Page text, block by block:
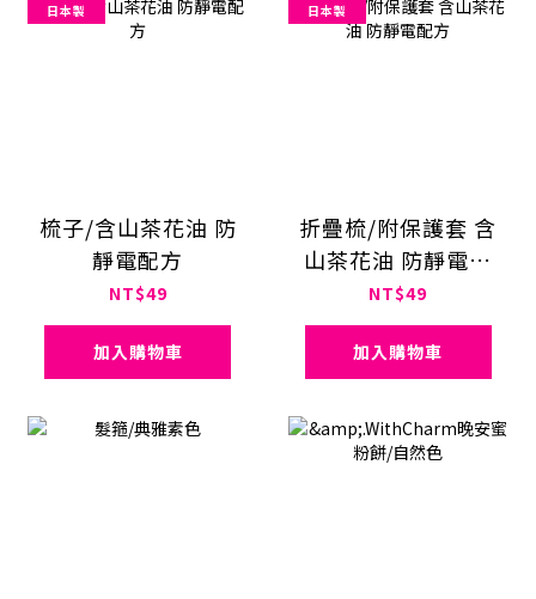
日本製
梳子/含山茶花油 防
靜電配方
NT$49
加入購物車
日本製
折疊梳/附保護套 含
山茶花油 防靜電配
方
NT$49
加入購物車